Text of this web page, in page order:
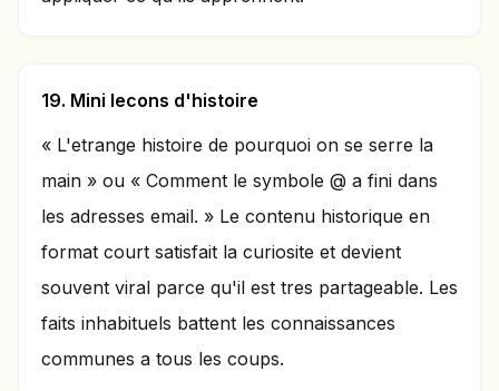
19. Mini lecons d'histoire
« L'etrange histoire de pourquoi on se serre la
main » ou « Comment le symbole @ a fini dans
les adresses email. » Le contenu historique en
format court satisfait la curiosite et devient
souvent viral parce qu'il est tres partageable. Les
faits inhabituels battent les connaissances
communes a tous les coups.